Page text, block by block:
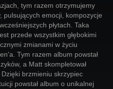
tym razem otrzymujemy
pulsujących emocji, kompozycje
płytach. Taka
przede wszystkim głębokimi
zmianami w życiu
Tym razem album powstał
a Matt skompletował
Dzięki brzmieniu skrzypiec
powstał album o unikalnej